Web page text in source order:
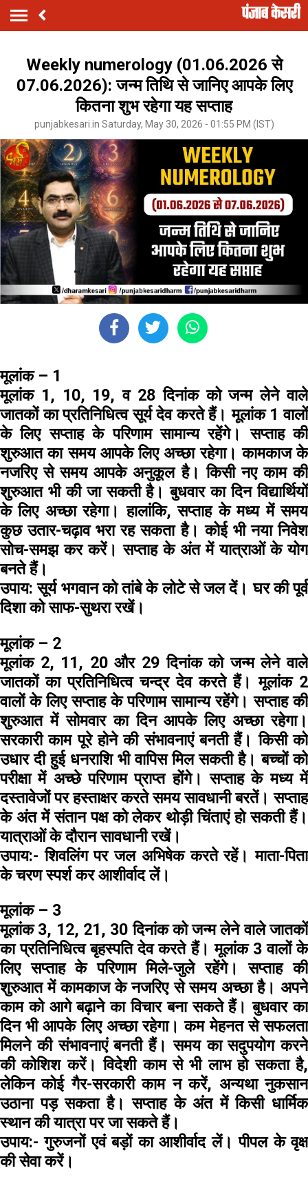
Weekly numerology (01.06.2026 से
07.06.2026): जन्म तिथि से जानिए आपके लिए
कितना शुभ रहेगा यह सप्ताह
punjabkesari.in Saturday, May 30, 2026 - 01:55 PM (IST)
मूलांक – 1
मूलांक 1, 10, 19, व 28 दिनांक को जन्म लेने वाले
जातकों का प्रतिनिधित्व सूर्य देव करते हैं। मूलांक 1 वालों
के लिए सप्ताह के परिणाम सामान्य रहेंगे। सप्ताह की
शुरुआत का समय आपके लिए अच्छा रहेगा। कामकाज के
नजरिए से समय आपके अनुकूल है। किसी नए काम की
शुरुआत भी की जा सकती है। बुधवार का दिन विद्यार्थियों
के लिए अच्छा रहेगा। हालांकि, सप्ताह के मध्य में समय
कुछ उतार-चढ़ाव भरा रह सकता है। कोई भी नया निवेश
सोच-समझ कर करें। सप्ताह के अंत में यात्राओं के योग
बनते हैं।
उपाय:सूर्य भगवान को तांबे के लोटे से जल दें। घर की पूर्व
दिशा को साफ-सुथरा रखें।
मूलांक – 2
मूलांक 2, 11, 20 और 29 दिनांक को जन्म लेने वाले
जातकों का प्रतिनिधित्व चन्द्र देव करते हैं। मूलांक 2
वालों के लिए सप्ताह के परिणाम सामान्य रहेंगे। सप्ताह की
शुरुआत में सोमवार का दिन आपके लिए अच्छा रहेगा।
सरकारी काम पूरे होने की संभावनाएं बनती हैं। किसी को
उधार दी हुई धनराशि भी वापिस मिल सकती है। बच्चों को
परीक्षा में अच्छे परिणाम प्राप्त होंगे। सप्ताह के मध्य में
दस्तावेजों पर हस्ताक्षर करते समय सावधानी बरतें। सप्ताह
के अंत में संतान पक्ष को लेकर थोड़ी चिंताएं हो सकती हैं।
यात्राओं के दौरान सावधानी रखें।
उपाय:- शिवलिंग पर जल अभिषेक करते रहें। माता-पिता
के चरण स्पर्श कर आशीर्वाद लें।
मूलांक – 3
मूलांक 3, 12, 21, 30 दिनांक को जन्म लेने वाले जातकों
का प्रतिनिधित्व बृहस्पति देव करते हैं। मूलांक 3 वालों के
लिए सप्ताह के परिणाम मिले-जुले रहेंगे। सप्ताह की
शुरुआत में कामकाज के नजरिए से समय अच्छा है। अपने
काम को आगे बढ़ाने का विचार बना सकते हैं। बुधवार का
दिन भी आपके लिए अच्छा रहेगा। कम मेहनत से सफलता
मिलने की संभावनाएं बनती हैं। समय का सदुपयोग करने
की कोशिश करें। विदेशी काम से भी लाभ हो सकता है,
लेकिन कोई गैर-सरकारी काम न करें, अन्यथा नुकसान
उठाना पड़ सकता है। सप्ताह के अंत में किसी धार्मिक
स्थान की यात्रा पर जा सकते हैं।
उपाय:- गुरुजनों एवं बड़ों का आशीर्वाद लें। पीपल के वृक्ष
की सेवा करें।